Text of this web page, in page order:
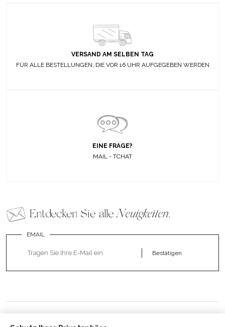
VERSAND AM SELBEN TAG
FÜR ALLE BESTELLUNGEN, DIE VOR 16 UHR AUFGEGEBEN WERDEN
EINE FRAGE?
MAIL - TCHAT
Entdecken Sie alleNeuigkeiten.
EMAIL
Bestätigen